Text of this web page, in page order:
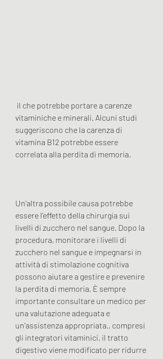
vitaminiche e minerali. Alcuni studi
suggeriscono che la carenza di
vitamina B12 potrebbe essere
correlata alla perdita di memoria.
Un'altra possibile causa potrebbe
essere l'effetto della chirurgia sui
livelli di zucchero nel sangue. Dopo la
procedura, monitorare i livelli di
zucchero nel sangue e impegnarsi in
attività di stimolazione cognitiva
possono aiutare a gestire e prevenire
la perdita di memoria. È sempre
importante consultare un medico per
una valutazione adeguata e
un'assistenza appropriata., compresi
gli integratori vitaminici, il tratto
digestivo viene modificato per ridurre